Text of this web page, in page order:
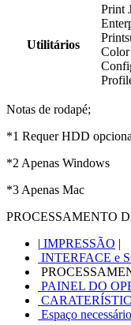
Utilitários
Print
Color
Notas de rodapé;
*1 Requer HDD
*2 Apenas Windows
*3 Apenas Mac
PROCESSAMENTO
| IMPRESSÃO |
INTERFACE e
PAINEL DO
Espaço necessário